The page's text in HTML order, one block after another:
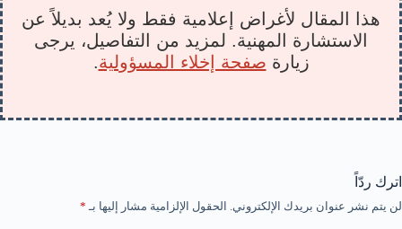
هذا المقال لأغراض إعلامية فقط ولا يُعد بديلاً عن
الاستشارة المهنية. لمزيد من التفاصيل، يرجى
زيارة صفحة إخلاء المسؤولية.
اترك ردّاً
لن يتم نشر عنوان بريدك الإلكتروني. الحقول الإلزامية مشار إليها بـ *